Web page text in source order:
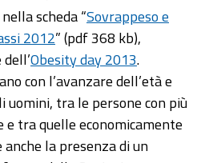
scheda “Sovrappeso e
2012” (pdf 368 kb),
Obesity day 2013.
con l’avanzare dell’età e
uomini, tra le persone con più
e tra quelle economicamente
la presenza di un